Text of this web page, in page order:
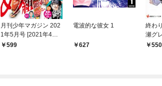
月刊少年マガジン 202
1年5月号 [2021年4月6
日発売]
599
電波的な彼女 1
627
終わ
瀬グ
滅550